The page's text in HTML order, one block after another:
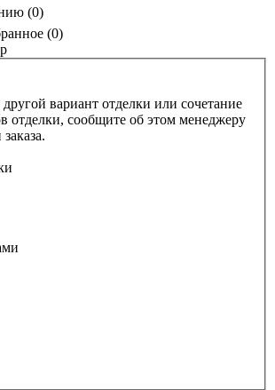
(0)
(0)
вариант отделки или сочетание
отделки, сообщите об этом менеджеру